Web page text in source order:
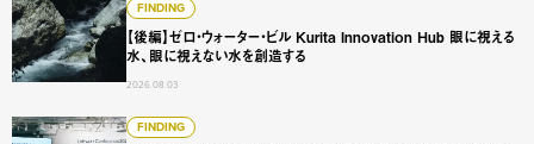
FINDING
【後編】ゼロ・ウォーター・ビル Kurita Innovation Hub 眼に視える
水、眼に視えない水を創造する
2026.08.03
【後編】ゼロ・ウォーター・ビル Kurita Innovation Hub 眼
FINDING
「所属」から「関与」に変わる時代、企業と個人はどう変